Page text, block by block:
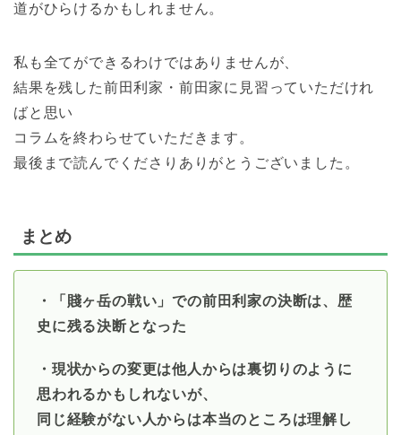
道がひらけるかもしれません。
私も全てができるわけではありませんが、
結果を残した前田利家・前田家に見習っていただけれ
ばと思い
コラムを終わらせていただきます。
最後まで読んでくださりありがとうございました。
まとめ
・「賤ヶ岳の戦い」での前田利家の決断は、歴
史に残る決断となった
・現状からの変更は他人からは裏切りのように
思われるかもしれないが、
同じ経験がない人からは本当のところは理解し